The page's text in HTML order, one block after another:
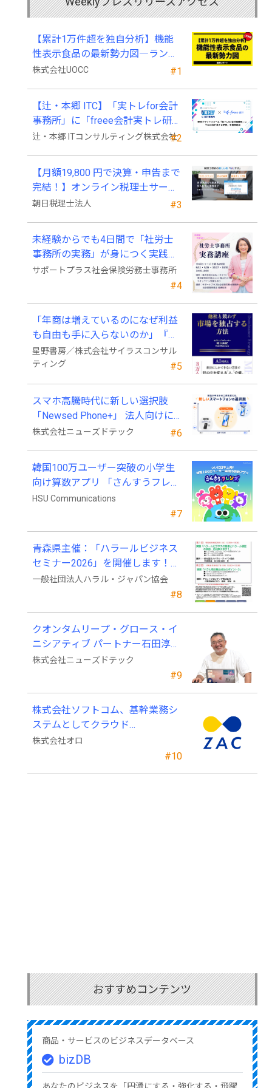
#1
【累計1万件超を独自分析】機能
性表示食品の最新勢力図―ランキ
ングと2025年4月以降の変化
株式会社UOCC
#2
【辻・本郷 ITC】「実トレfor会計
事務所」に「freee会計実トレ研
修」を新規追加
辻・本郷 ITコンサルティング株式会社
#3
【月額19,800 円で決算・申告まで
完結！】オンライン税理士サービ
ス「Wiz サポ」
朝日税理士法人
#4
未経験からでも4日間で「社労士
事務所の実務」が身につく実践講
座、2026年9月開講
サポートプラス社会保険労務士事務所
#5
「年商は増えているのになぜ利益
も自由も手に入らないのか」『他
社と競わず 市場を独占する方法』
発売
星野書房／株式会社サイラスコンサル
ティング
#6
スマホ高騰時代に新しい選択肢
「Newsed Phone+」 法人向けに7
月23日から販売開始
株式会社ニューズドテック
#7
韓国100万ユーザー突破の小学生
向け算数アプリ 「さんすうフレン
ズ」、ついに日本上陸!
HSU Communications
#8
青森県主催：「ハラールビジネス
セミナー2026」を開催します！
（参加費無料）
一般社団法人ハラル・ジャパン協会
#9
クオンタムリープ・グロース・イ
ニシアティブ パートナー石田淳也
氏がニューズドテックの戦略顧問
株式会社ニューズドテック
#10
株式会社ソフトコム、基幹業務シ
ステムとしてクラウド
ERP「ZAC」を採用
株式会社オロ
おすすめコンテンツ
商品・サービスのビジネスデータベース
bizDB